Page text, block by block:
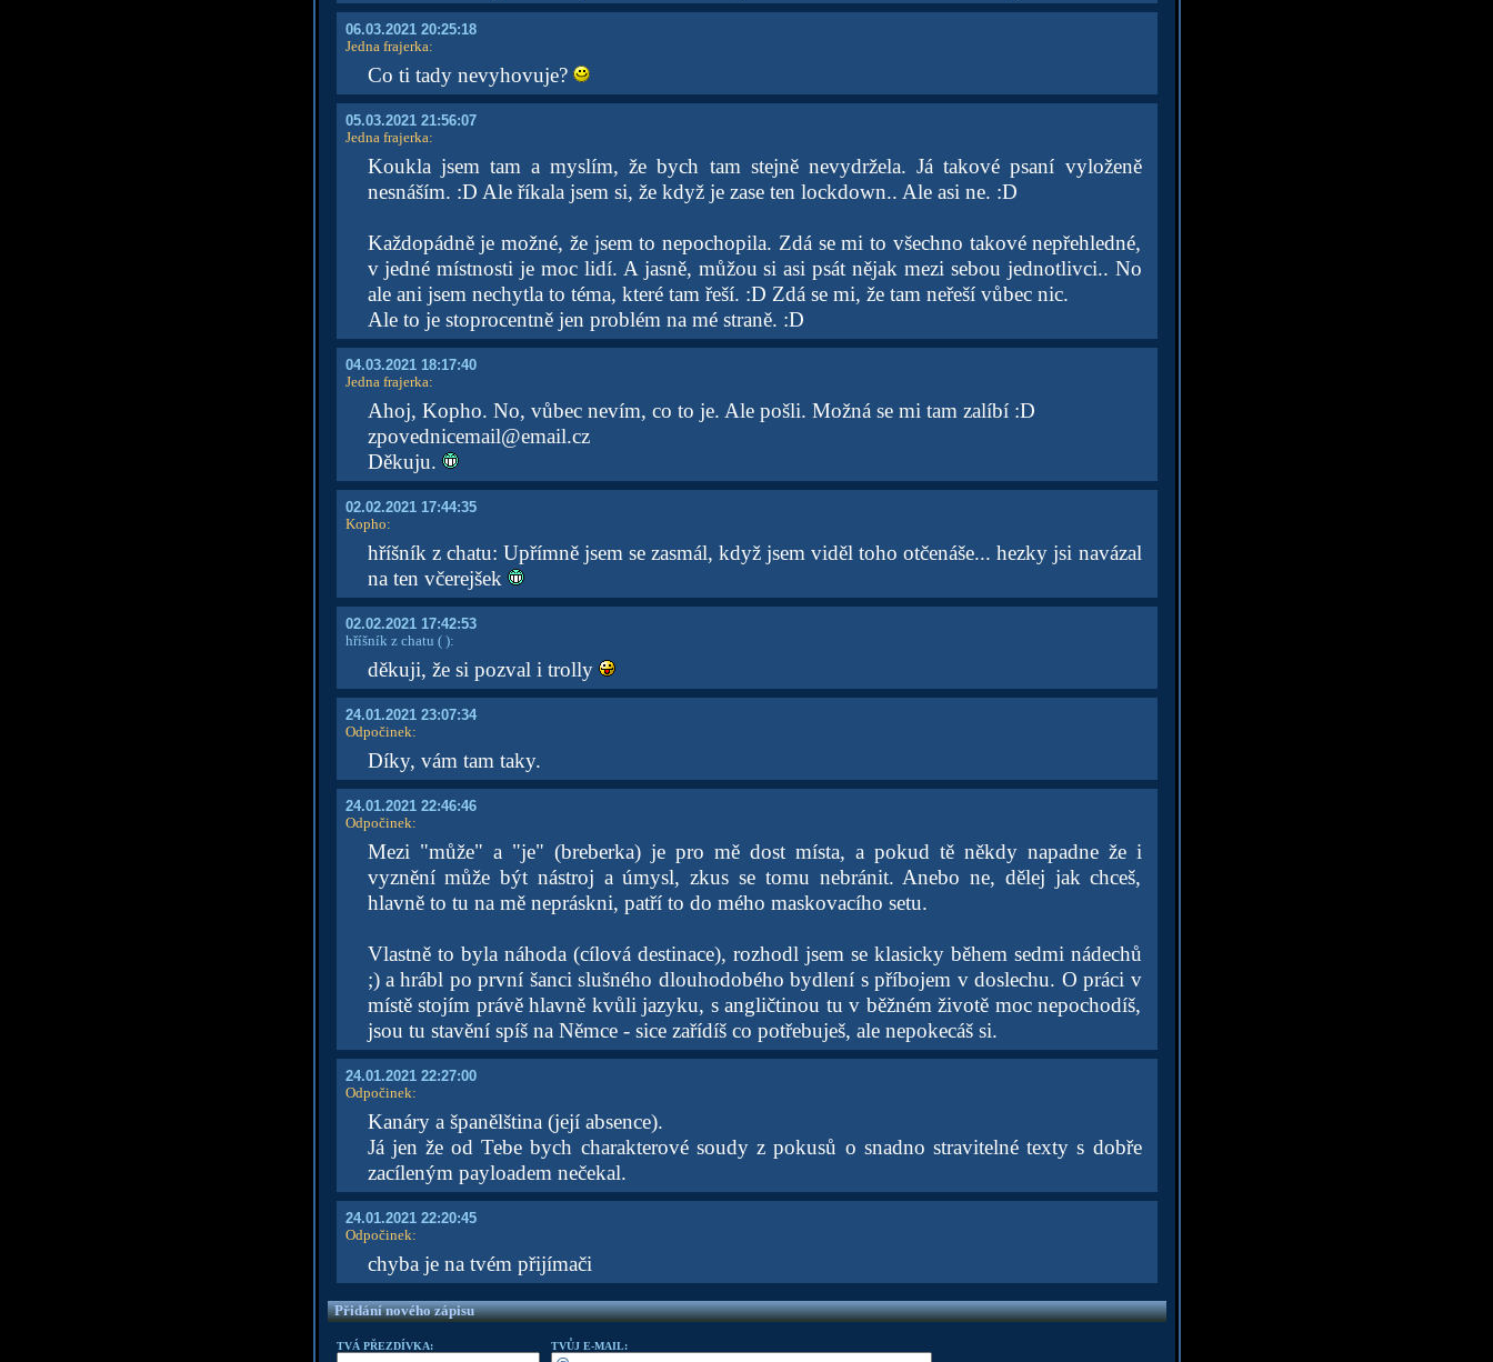
06.03.2021 20:25:18
Jedna frajerka:
Co ti tady nevyhovuje?
05.03.2021 21:56:07
Jedna frajerka:
Koukla jsem tam a myslím, že bych tam stejně nevydržela. Já takové psaní vyloženě
nesnáším. :D Ale říkala jsem si, že když je zase ten lockdown.. Ale asi ne. :D
Každopádně je možné, že jsem to nepochopila. Zdá se mi to všechno takové nepřehledné,
v jedné místnosti je moc lidí. A jasně, můžou si asi psát nějak mezi sebou jednotlivci.. No
ale ani jsem nechytla to téma, které tam řeší. :D Zdá se mi, že tam neřeší vůbec nic.
Ale to je stoprocentně jen problém na mé straně. :D
04.03.2021 18:17:40
Jedna frajerka:
Ahoj, Kopho. No, vůbec nevím, co to je. Ale pošli. Možná se mi tam zalíbí :D
zpovednicemail@email.cz
Děkuju.
02.02.2021 17:44:35
Kopho:
hříšník z chatu: Upřímně jsem se zasmál, když jsem viděl toho otčenáše... hezky jsi navázal
na ten včerejšek
02.02.2021 17:42:53
hříšník z chatu ( ):
děkuji, že si pozval i trolly
24.01.2021 23:07:34
Odpočinek:
Díky, vám tam taky.
24.01.2021 22:46:46
Odpočinek:
Mezi "může" a "je" (breberka) je pro mě dost místa, a pokud tě někdy napadne že i
vyznění může být nástroj a úmysl, zkus se tomu nebránit. Anebo ne, dělej jak chceš,
hlavně to tu na mě nepráskni, patří to do mého maskovacího setu.
Vlastně to byla náhoda (cílová destinace), rozhodl jsem se klasicky během sedmi nádechů
;) a hrábl po první šanci slušného dlouhodobého bydlení s příbojem v doslechu. O práci v
místě stojím právě hlavně kvůli jazyku, s angličtinou tu v běžném životě moc nepochodíš,
jsou tu stavění spíš na Němce - sice zařídíš co potřebuješ, ale nepokecáš si.
24.01.2021 22:27:00
Odpočinek:
Kanáry a španělština (její absence).
Já jen že od Tebe bych charakterové soudy z pokusů o snadno stravitelné texty s dobře
zacíleným payloadem nečekal.
24.01.2021 22:20:45
Odpočinek:
chyba je na tvém přijímači
Přidání nového zápisu
TVÁ PŘEZDÍVKA: TVŮJ E-MAIL: